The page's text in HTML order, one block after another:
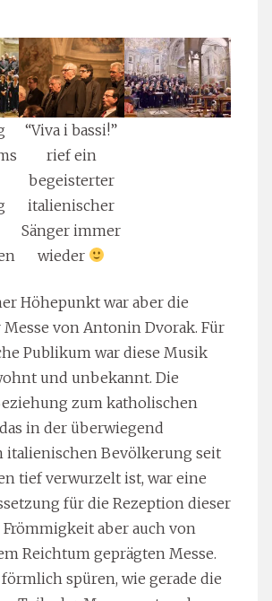
“Viva i bassi!”
rief ein
begeisterter
italienischer
Sänger immer
wieder
Höhepunkt war aber die
von Antonin Dvorak. Für
Publikum war diese Musik
und unbekannt. Die
zum katholischen
in der überwiegend
italienischen Bevölkerung seit
tief verwurzelt ist, war eine
für die Rezeption dieser
aber auch von
Reichtum geprägten Messe.
spüren, wie gerade die